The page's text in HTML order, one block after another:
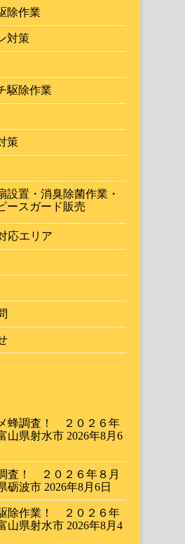
除作業
対策
駆除作業
策
設置・消臭除菌作業・
スガード販売
応エリア
蜂調査！ ２０２６年
山県射水市 2026年8月6
査！ ２０２６年８月
砺波市 2026年8月6日
除作業！ ２０２６年
山県射水市 2026年8月4